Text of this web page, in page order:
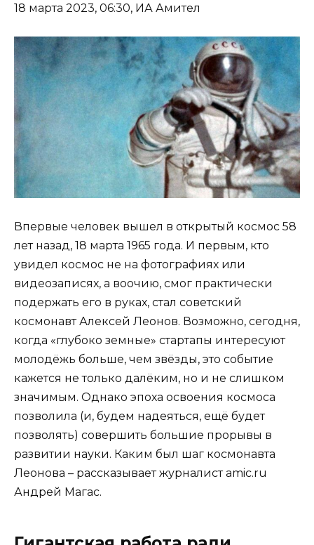
18 марта 2023, 06:30, ИА Амител
Впервые человек вышел в открытый космос 58
лет назад, 18 марта 1965 года. И первым, кто
увидел космос не на фотографиях или
видеозаписях, а воочию, смог практически
подержать его в руках, стал советский
космонавт Алексей Леонов. Возможно, сегодня,
когда «глубоко земные» стартапы интересуют
молодёжь больше, чем звёзды, это событие
кажется не только далёким, но и не слишком
значимым. Однако эпоха освоения космоса
позволила (и, будем надеяться, ещё будет
позволять) совершить большие прорывы в
развитии науки. Каким был шаг космонавта
Леонова – рассказывает журналист amic.ru
Андрей Магас.